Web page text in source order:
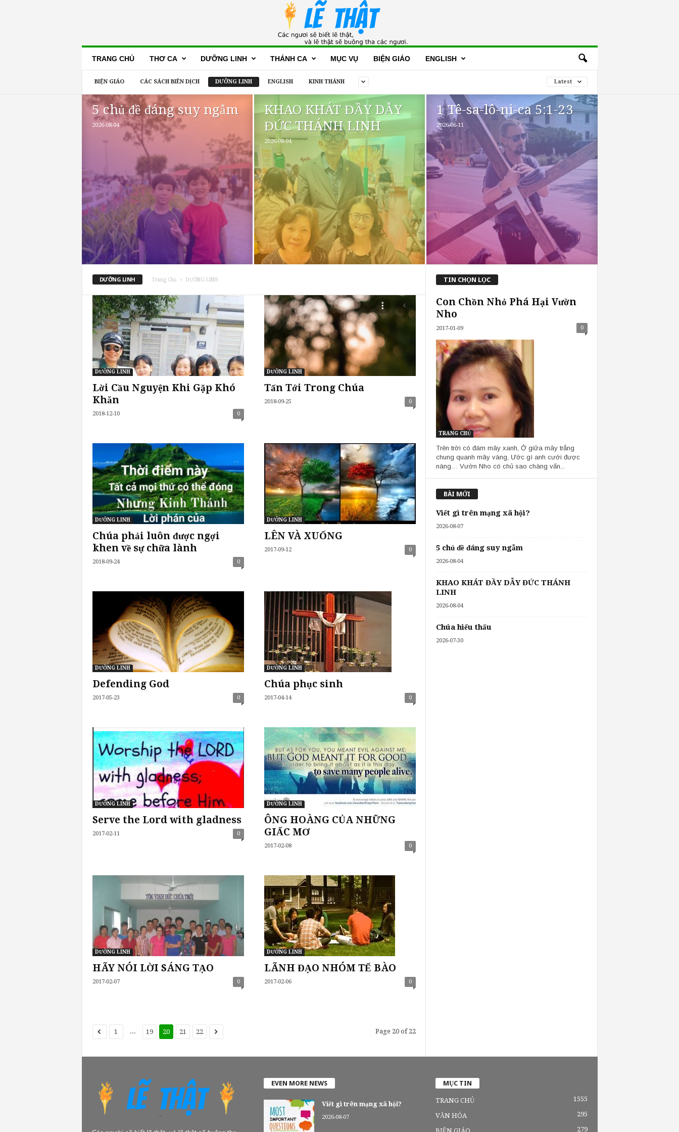
ThậtTRANG CHỦ THƠ CA DƯỠNG LINH THÁNH CA MỤC VỤ BIỆN GIÁO ENGLISH
BIỆN GIÁO CÁC SÁCH BIÊN DỊCH DƯỠNG LINH ENGLISH KINH THÁNH Latest
5 chủ đề đáng suy ngẫm
2026-08-04
KHAO KHÁT ĐẦY DẪY
ĐỨC THÁNH LINH
2026-08-04
1 Tê-sa-lô-ni-ca 5:1-23
2026-06-11
DƯỠNG LINH Trang Chủ DƯỠNG LINH
DƯỠNG LINH
Lời Cầu Nguyện Khi Gặp Khó
Khăn
2018-12-10 0
DƯỠNG LINH
Tấn Tới Trong Chúa
2018-09-25 0
DƯỠNG LINH
Chúa phải luôn được ngợi
khen về sự chữa lành
2018-09-24 0
DƯỠNG LINH
LÊN VÀ XUỐNG
2017-09-12 0
DƯỠNG LINH
Defending God
2017-05-23 0
DƯỠNG LINH
Chúa phục sinh
2017-04-14 0
DƯỠNG LINH
Serve the Lord with gladness
2017-02-11 0
DƯỠNG LINH
ÔNG HOÀNG CỦA NHỮNG
GIẤC MƠ
2017-02-08 0
DƯỠNG LINH
HÃY NÓI LỜI SÁNG TẠO
2017-02-07 0
DƯỠNG LINH
LÃNH ĐẠO NHÓM TẾ BÀO
2017-02-06 0
1 ... 19 20 21 22 Page 20 of 22
TIN CHỌN LỌC
Con Chồn Nhỏ Phá Hại Vườn
Nho
2017-01-09 0
TRANG CHỦ
Trên trời có đám mây xanh, Ở giữa mây trắng
chung quanh mây vàng, Ước gì anh cưới được
nàng… Vườn Nho có chủ sao chàng vấn...
BÀI MỚI
Viết gì trên mạng xã hội?
2026-08-07
5 chủ đề đáng suy ngẫm
2026-08-04
KHAO KHÁT ĐẦY DẪY ĐỨC THÁNH
LINH
2026-08-04
Chúa hiểu thấu
2026-07-30
EVEN MORE NEWS
Viết gì trên mạng xã hội?
2026-08-07
MỤC TIN
TRANG CHỦ 1555
VĂN HÓA 295
279